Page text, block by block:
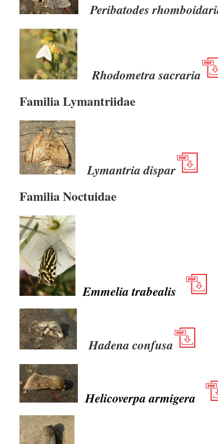
Peribatodes
Rhodometra sacraria
Familia Lymantriidae
Lymantria dispar
Familia Noctuidae
Emmelia trabealis
Hadena confusa
Helicoverpa armigera